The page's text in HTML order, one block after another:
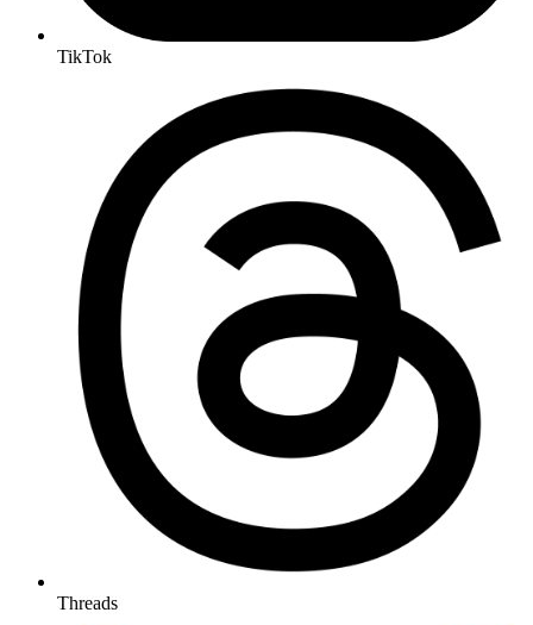
TikTok
Threads